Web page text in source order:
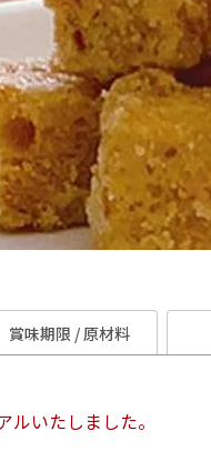
賞味期限 / 原材料
ルいたしました。